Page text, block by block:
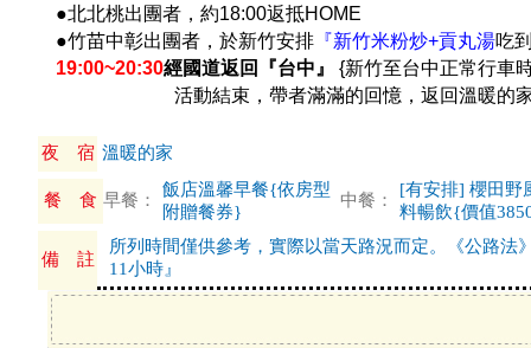
●北北桃出團者，約18:00返抵HOME
●竹苗中彰出團者，於新竹安排 『新竹米粉炒+貢丸湯吃
19:00~20:30經國道返回『台中』 {新竹至台中正常行車
活動結束，帶者滿滿的回憶，返回溫暖的
夜 宿 溫暖的家
餐 食 早餐：
飯店溫馨早餐{依房型
附贈餐券}
中餐：
[有安排] 櫻田野
料暢飲{價值
備 註
所列時間僅供參考，實際以當天路況而定。《公路
11小時』